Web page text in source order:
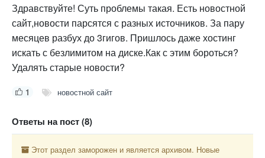
Здравствуйте! Суть проблемы такая. Есть новостной
сайт,новости парсятся с разных источников. За пару
месяцев разбух до 3гигов. Пришлось даже хостинг
искать с безлимитом на диске.Как с этим бороться?
Удалять старые новости?
1 новостной сайт
Ответы на пост (8)
Этот раздел заморожен и является архивом. Новые